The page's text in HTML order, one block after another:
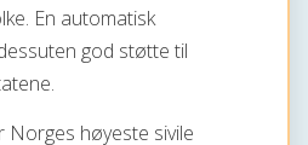
En automatisk
god støtte til
Norges høyeste sivile